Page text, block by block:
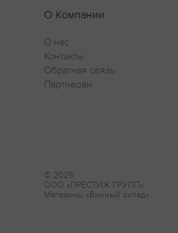
О Компании
О нас
Контакты
Обратная связь
Партнерам
© 2025
ООО «ПРЕСТИЖ ГРУПП»
Магазины «Винный склад»